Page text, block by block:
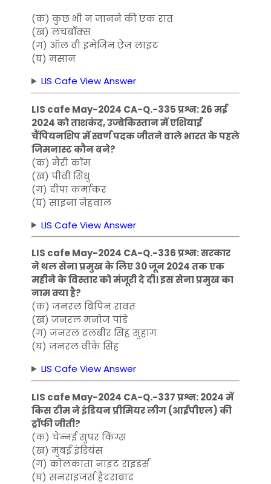
(क) कुछ भी न जानने की एक रात
(ख) लंचबॉक्स
(ग) ऑल वी इमेजिन ऐज़ लाइट
(घ) मसान
LIS Cafe View Answer
LIS cafe May-2024 CA-Q.-335 प्रश्न: 26 मई
2024 को ताशकंद, उज्बेकिस्तान में एशियाई
चैंपियनशिप में स्वर्ण पदक जीतने वाले भारत के पहले
जिमनास्ट कौन बने?
(क) मैरी कॉम
(ख) पीवी सिंधु
(ग) दीपा कर्माकर
(घ) साइना नेहवाल
LIS Cafe View Answer
LIS cafe May-2024 CA-Q.-336 प्रश्न: सरकार
ने थल सेना प्रमुख के लिए 30 जून 2024 तक एक
महीने के विस्तार को मंजूरी दे दी। इस सेना प्रमुख का
नाम क्या है?
(क) जनरल बिपिन रावत
(ख) जनरल मनोज पांडे
(ग) जनरल दलबीर सिंह सुहाग
(घ) जनरल वीके सिंह
LIS Cafe View Answer
LIS cafe May-2024 CA-Q.-337 प्रश्न: 2024 में
किस टीम ने इंडियन प्रीमियर लीग (आईपीएल) की
ट्रॉफी जीती?
(क) चेन्नई सुपर किंग्स
(ख) मुंबई इंडियंस
(ग) कोलकाता नाइट राइडर्स
(घ) सनराइजर्स हैदराबाद